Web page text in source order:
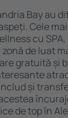
Bay au
Cele
cu
de luat
gratuită și
și
de top în